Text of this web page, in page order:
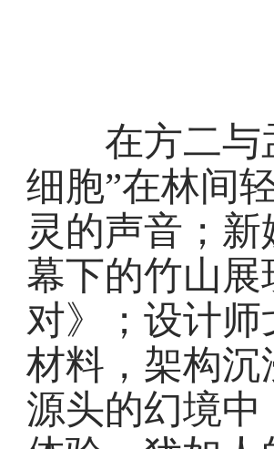
在方二与孟
细胞”在林间
灵的声音；
幕下的竹山
对》；设计
材料，架构
源头的幻境